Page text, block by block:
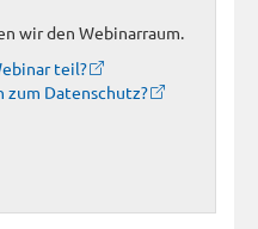
wir den Webinarraum.
teil?
zum Datenschutz?